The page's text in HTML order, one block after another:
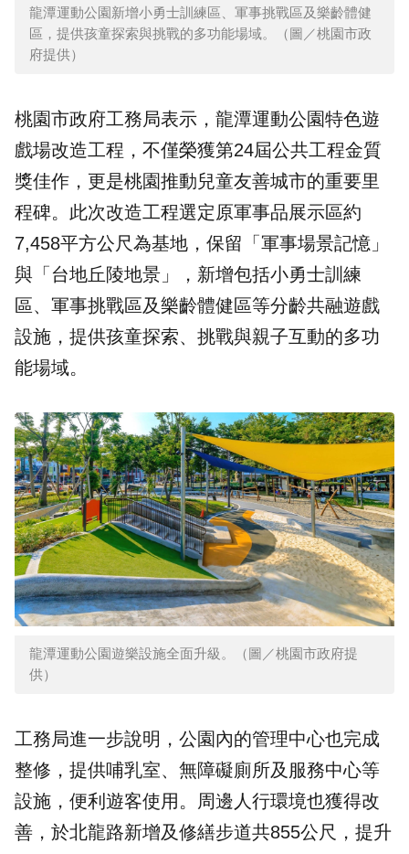
龍潭運動公園新增小勇士訓練區、軍事挑戰區及樂齡體健
區，提供孩童探索與挑戰的多功能場域。（圖／桃園市政
府提供）
桃園市政府工務局表示，龍潭運動公園特色遊
戲場改造工程，不僅榮獲第24屆公共工程金質
獎佳作，更是桃園推動兒童友善城市的重要里
程碑。此次改造工程選定原軍事品展示區約
7,458平方公尺為基地，保留「軍事場景記憶」
與「台地丘陵地景」，新增包括小勇士訓練
區、軍事挑戰區及樂齡體健區等分齡共融遊戲
設施，提供孩童探索、挑戰與親子互動的多功
能場域。
龍潭運動公園遊樂設施全面升級。（圖／桃園市政府提
供）
工務局進一步說明，公園內的管理中心也完成
整修，提供哺乳室、無障礙廁所及服務中心等
設施，便利遊客使用。周邊人行環境也獲得改
善，於北龍路新增及修繕步道共855公尺，提升